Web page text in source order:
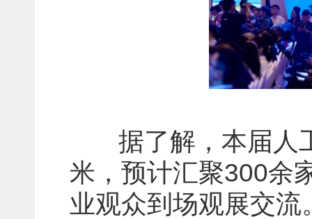
据了解，本届人
米，预计汇聚300余
业观众到场观展交